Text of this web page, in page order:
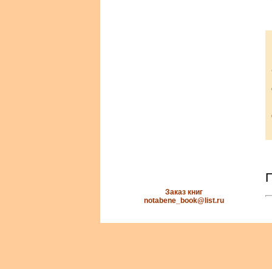
Заказ книг
notabene_book@list.ru